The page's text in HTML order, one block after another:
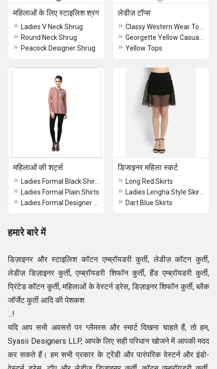
महिलाओं के लिए स्टाइलिश श्रग
Ladies V Neck Shrug
Round Neck Shrug
Peacock Designer Shrug
लेडीज़ टॉप्स
Yellow Tops
महिलाओं की शर्ट्स
Ladies Formal Plain Shirts
डिजाइनर महिला स्कर्ट
Long Red Skirts
Dart Blue Skirts
हमारे बारे में
डिज़ाइनर और स्टाइलिश कॉटन एम्ब्रॉयडरी कुर्ती, लेडीज़ कॉटन कुर्ती,
लेडीज़ डिज़ाइनर कुर्ती, एम्ब्रॉयडरी शिफॉन कुर्ती, हैंड एम्ब्रॉयडरी कुर्ती,
प्रिंटेड कॉटन कुर्ती, महिलाओं के वेस्टर्न ड्रेस, डिज़ाइनर शिफॉन कुर्ती, ब्लैक
जॉर्जेट कुर्ती आदि की पेशकश
...!
यदि आप सभी अवसरों पर ग्लैमरस और स्मार्ट दिखना चाहते हैं, तो हम,
Syasii Designers LLP, आपके लिए सही परिधान खोजने में आपकी मदद
कर सकते हैं। हम सभी प्रकार के ट्रेंडी और पारंपरिक वेस्टर्न और इंडो-